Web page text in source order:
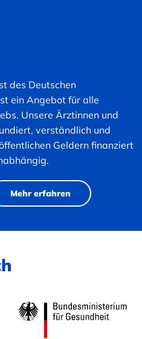
des Deutschen
ein Angebot für alle
Unsere Ärztinnen und
verständlich und
Geldern finanziert
Mehr erfahren